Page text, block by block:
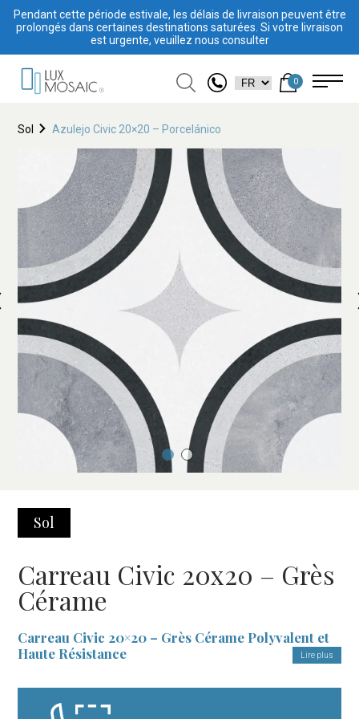
Pendant cette période estivale, les délais de livraison peuvent être
prolongés dans certaines destinations saturées. Si votre livraison
est urgente, veuillez nous consulter
0
Sol Azulejo Civic 20×20 – Porcelánico
Sol
Carreau Civic 20x20 – Grès
Cérame
Carreau Civic 20×20 – Grès Cérame Polyvalent et
Haute Résistance
LeCarreau Civic 20×20est la solution idéale pour ceux qui
recherchent un revêtement alliant fonctionnalité et design
Lire plus